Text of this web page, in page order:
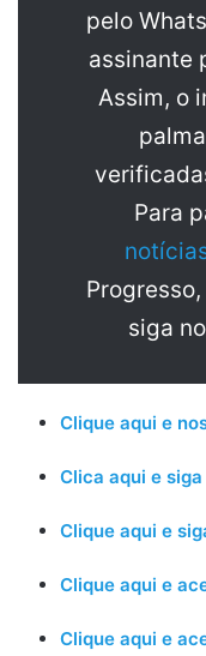
pelo
assinante
Assim, o
Para
siga
Clique aqui e
Clica aqui e
Clique aqui e
Clique aqui e
Clique aqui e